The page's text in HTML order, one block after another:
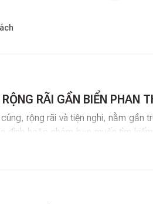
RÃI GẦN BIỂN PHAN
rộng rãi và tiện nghi, nằm gần
đình hoặc nhóm bạn muốn tìm
và ẩm thực địa phương.